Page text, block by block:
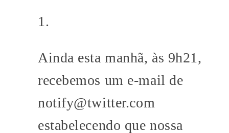
Ainda esta manhã, às 9h21,
recebemos um e-mail de
notify@twitter.com
estabelecendo que nossa